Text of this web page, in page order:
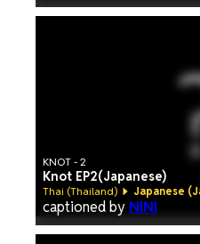
KNOT - 2
Knot EP2(Japanese)
Thai (Thailand) Japanese
captioned by NINI